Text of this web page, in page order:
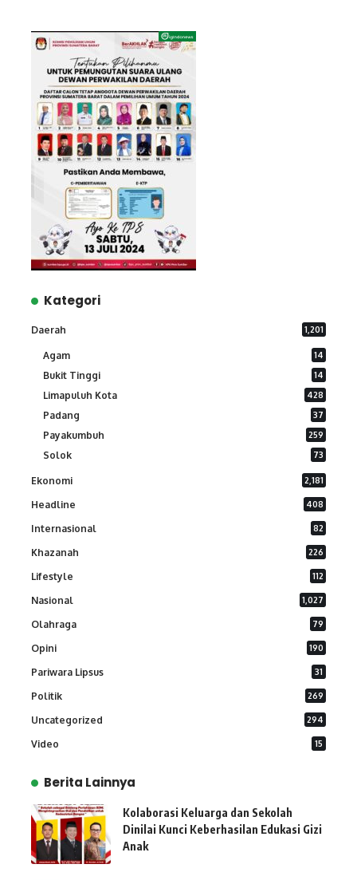
Kategori
Daerah 1,201
Agam 14
Bukit Tinggi 14
Limapuluh Kota 428
Padang 37
Payakumbuh 259
Solok 73
Ekonomi 2,181
Headline 408
Internasional 82
Khazanah 226
Lifestyle 112
Nasional 1,027
Olahraga 79
Opini 190
Pariwara Lipsus 31
Politik 269
Uncategorized 294
Video 15
Berita Lainnya
Kolaborasi Keluarga dan Sekolah
Dinilai Kunci Keberhasilan Edukasi Gizi
Anak